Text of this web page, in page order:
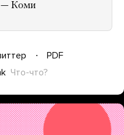
— Коми
PDF
Что-что?